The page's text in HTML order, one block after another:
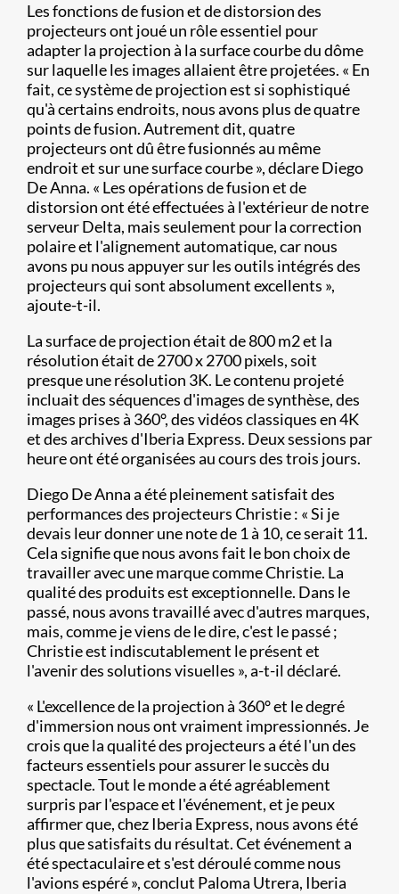
Les fonctions de fusion et de distorsion des
projecteurs ont joué un rôle essentiel pour
adapter la projection à la surface courbe du dôme
sur laquelle les images allaient être projetées. « En
fait, ce système de projection est si sophistiqué
qu'à certains endroits, nous avons plus de quatre
points de fusion. Autrement dit, quatre
projecteurs ont dû être fusionnés au même
endroit et sur une surface courbe », déclare Diego
De Anna. « Les opérations de fusion et de
distorsion ont été effectuées à l'extérieur de notre
serveur Delta, mais seulement pour la correction
polaire et l'alignement automatique, car nous
avons pu nous appuyer sur les outils intégrés des
projecteurs qui sont absolument excellents »,
ajoute-t-il.
La surface de projection était de 800 m2 et la
résolution était de 2700 x 2700 pixels, soit
presque une résolution 3K. Le contenu projeté
incluait des séquences d'images de synthèse, des
images prises à 360°, des vidéos classiques en 4K
et des archives d'Iberia Express. Deux sessions par
heure ont été organisées au cours des trois jours.
Diego De Anna a été pleinement satisfait des
performances des projecteurs Christie : « Si je
devais leur donner une note de 1 à 10, ce serait 11.
Cela signifie que nous avons fait le bon choix de
travailler avec une marque comme Christie. La
qualité des produits est exceptionnelle. Dans le
passé, nous avons travaillé avec d'autres marques,
mais, comme je viens de le dire, c'est le passé ;
Christie est indiscutablement le présent et
l'avenir des solutions visuelles », a-t-il déclaré.
« L'excellence de la projection à 360° et le degré
d'immersion nous ont vraiment impressionnés. Je
crois que la qualité des projecteurs a été l'un des
facteurs essentiels pour assurer le succès du
spectacle. Tout le monde a été agréablement
surpris par l'espace et l'événement, et je peux
affirmer que, chez Iberia Express, nous avons été
plus que satisfaits du résultat. Cet événement a
été spectaculaire et s'est déroulé comme nous
l'avions espéré », conclut Paloma Utrera, Iberia